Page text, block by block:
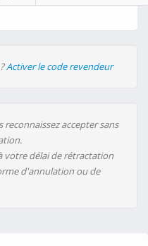
Activer le code revendeur
reconnaissez accepter sans
votre délai de rétractation
d'annulation ou de